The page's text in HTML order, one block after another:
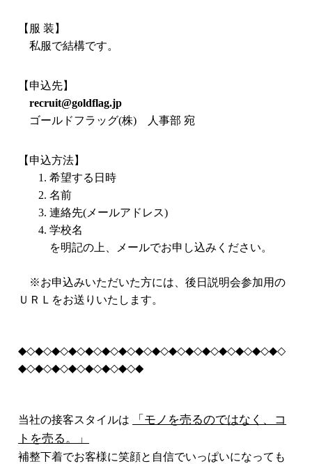
【服 装】
私服で結構です。
【申込先】
recruit@goldflag.jp
ゴールドフラッグ(株) 人事部 宛
【申込方法】
希望する日時
名前
連絡先(メールアドレス)
学校名
を明記の上、メールでお申し込みください。
※お申込みいただいた方には、後日説明会参加用の
ＵＲＬをお送りいたします。
◆◇◆◇◆◇◆◇◆◇◆◇◆◇◆◇◆◇◆◇◆◇◆◇◆◇◆◇◆◇◆◇
◆◇◆◇◆◇◆◇◆◇◆◇◆◇◆
当社の接客スタイルは
「モノを売るのではなく、コ
トを売る。」
補整下着でお客様に笑顔と自信でいっぱいになっても